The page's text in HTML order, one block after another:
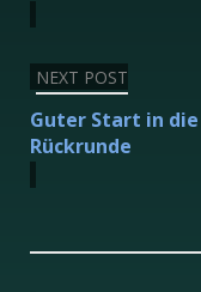
NEXT POST
Guter Start in die
Rückrunde